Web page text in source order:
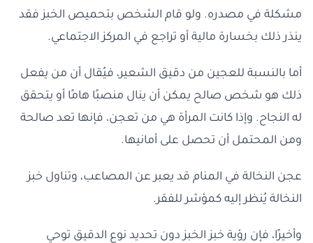
مشكلة في مصدره. ولو قام الشخص بتحميص الخبز فقد
ينذر ذلك بخسارة مالية أو تراجع في المركز الاجتماعي.
أما بالنسبة للعجين من دقيق الشعير، فيُقال أن من يفعل
ذلك هو شخص صالح يمكن أن ينال منصبًا هامًا أو يتحقق
له النجاح. وإذا كانت المرأة هي من تعجن، فإنها تعد صالحة
ومن المحتمل أن تحصل على أمانيها.
عجن النخالة في المنام قد يعبر عن المصاعب، وتناول خبز
النخالة يُنظر إليه كمؤشر للفقر.
وأخيرًا، فإن رؤية خبز الخبز دون تحديد نوع الدقيق توحي